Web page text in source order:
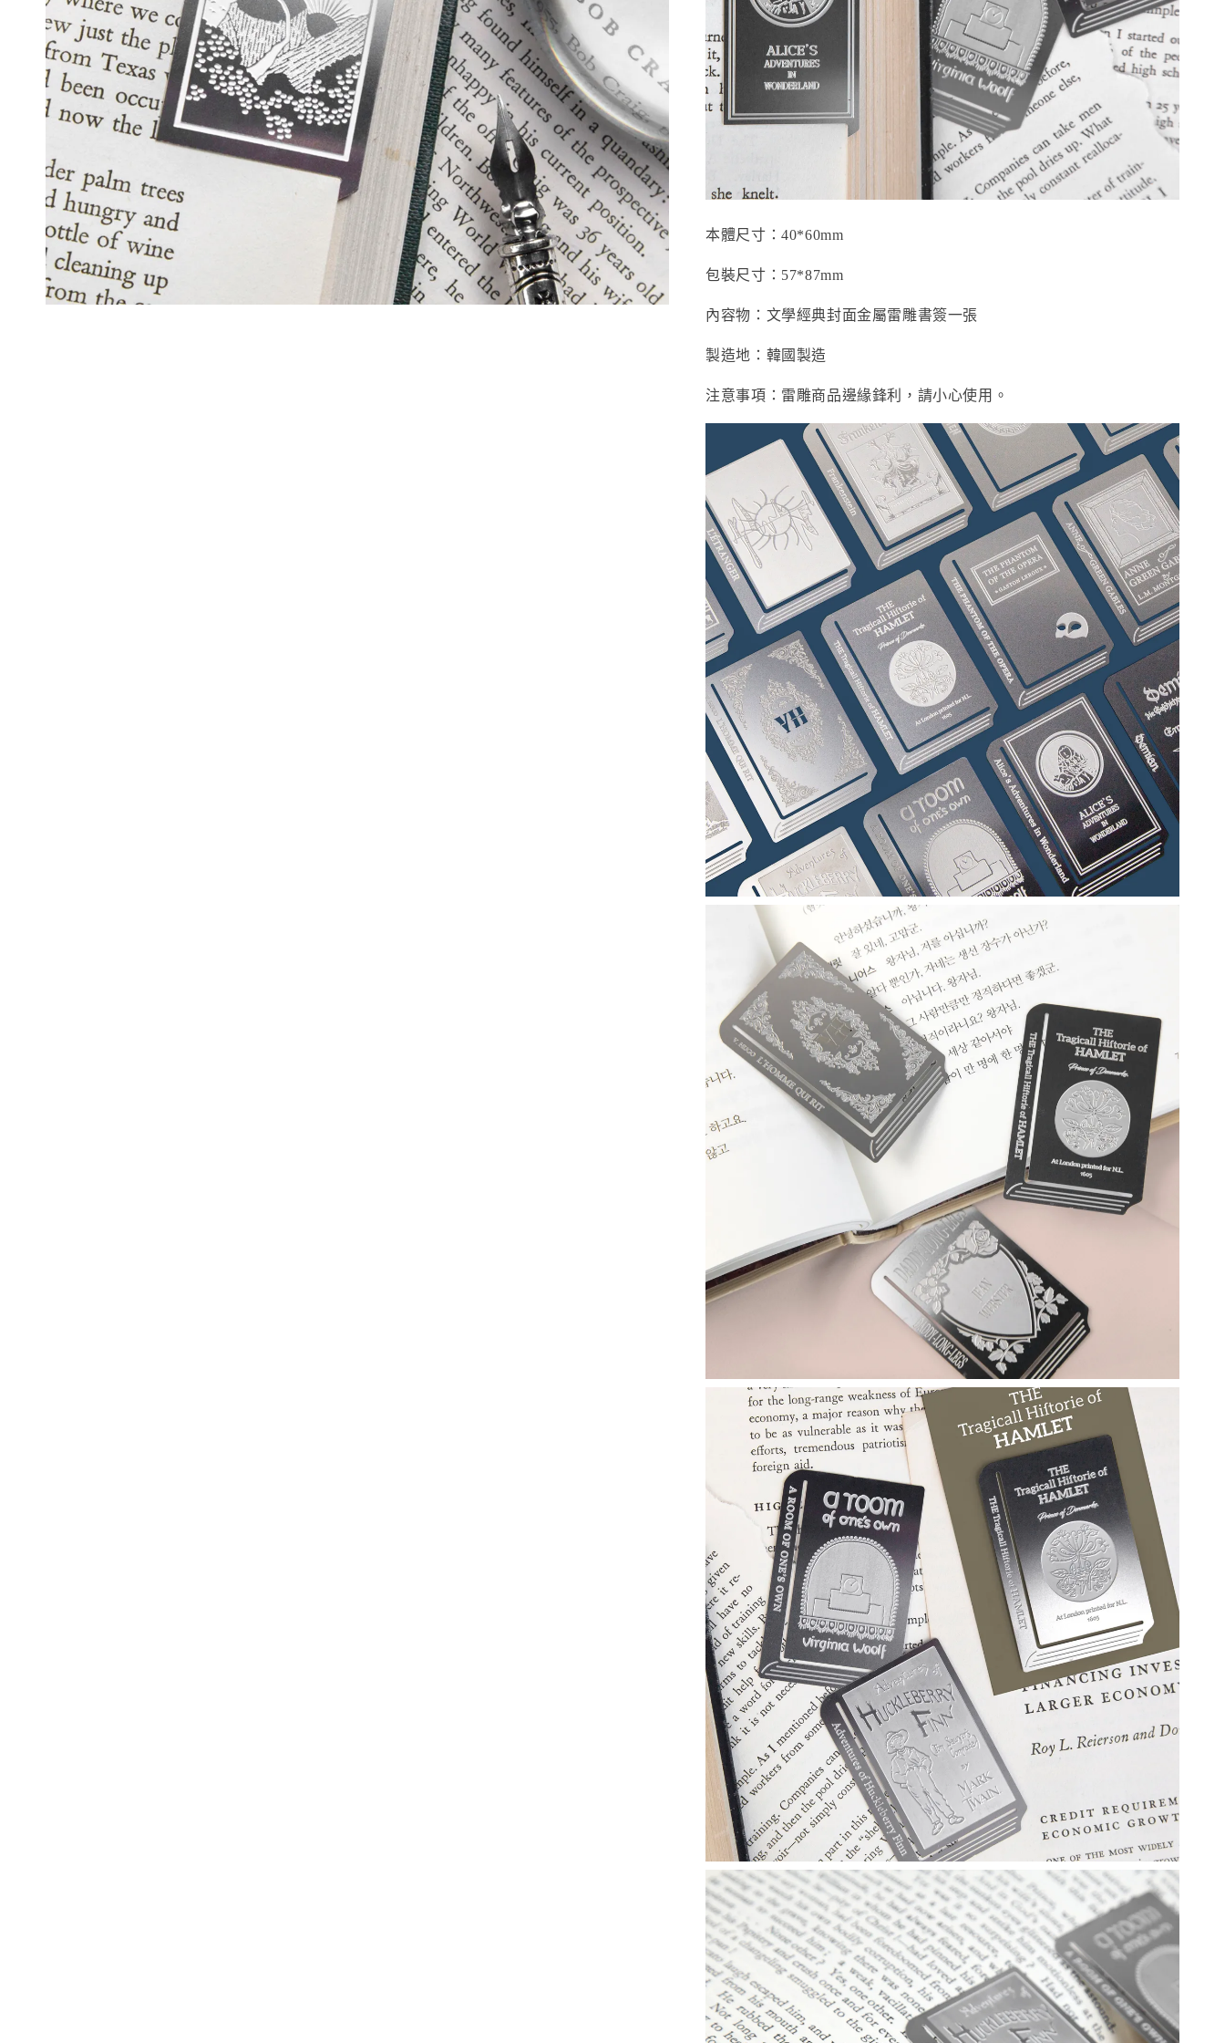
本體尺寸：40*60mm
包裝尺寸：57*87mm
內容物：文學經典封面金屬雷雕書簽一張
製造地：韓國製造
注意事項：雷雕商品邊緣鋒利，請小心使用。